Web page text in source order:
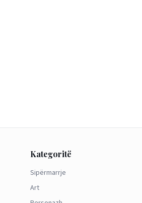
Kategoritë
Sipërmarrje
Art